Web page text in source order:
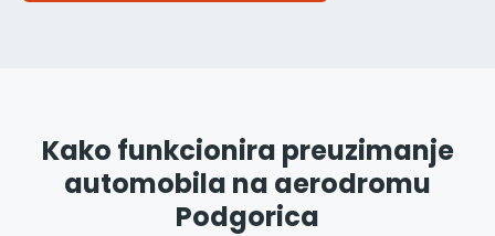
Kako funkcionira preuzimanje
automobila na aerodromu
Podgorica